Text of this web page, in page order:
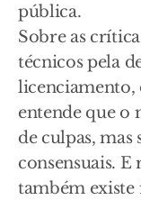
pública.
Sobre as
técnicos pela
licenciamento,
entende que o
de culpas,
consensuais. E
também existe